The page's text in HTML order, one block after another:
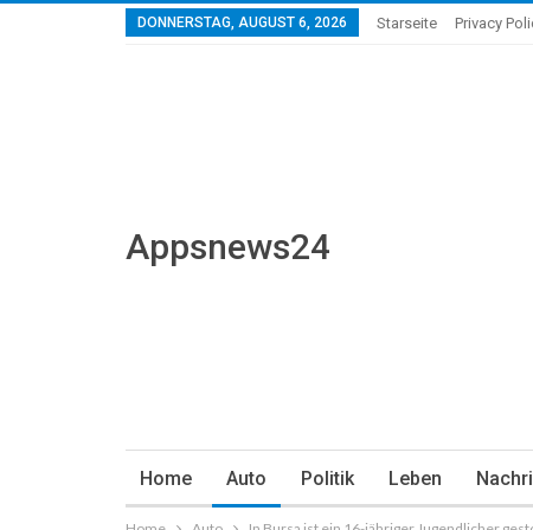
DONNERSTAG, AUGUST 6, 2026 Starseite Privacy
Appsnews24
Home Auto Politik Leben